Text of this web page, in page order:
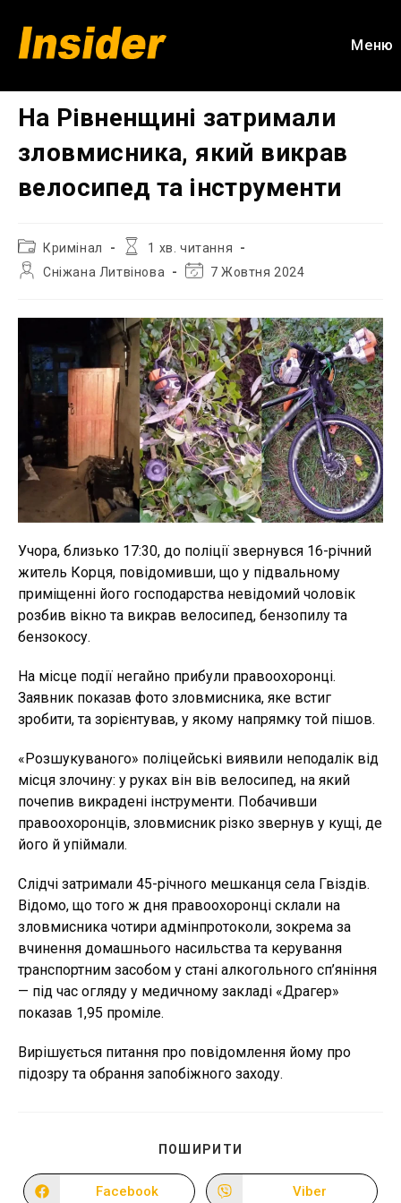
вмісту
Меню
На Рівненщині затримали
зловмисника, який викрав
велосипед та інструменти
Категорія
запису:
Кримінал
Час
1 хв. читання
АвторСніжана Литвінова
Остання7 Жовтня 2024
Учора, близько 17:30, до поліції звернувся 16-річний
житель Корця, повідомивши, що у підвальному
приміщенні його господарства невідомий чоловік
розбив вікно та викрав велосипед, бензопилу та
бензокосу.
На місце події негайно прибули правоохоронці.
Заявник показав фото зловмисника, яке встиг
зробити, та зорієнтував, у якому напрямку той пішов.
«Розшукуваного» поліцейські виявили неподалік від
місця злочину: у руках він вів велосипед, на який
почепив викрадені інструменти. Побачивши
правоохоронців, зловмисник різко звернув у кущі, де
його й упіймали.
Слідчі затримали 45-річного мешканця села Гвіздів.
Відомо, що того ж дня правоохоронці склали на
зловмисника чотири адмінпротоколи, зокрема за
вчинення домашнього насильства та керування
транспортним засобом у стані алкогольного сп’яніння
— під час огляду у медичному закладі «Драгер»
показав 1,95 проміле.
Вирішується питання про повідомлення йому про
підозру та обрання запобіжного заходу.
ПОШИРИТИ
ВМІСТОМ
Відкрити
Facebook
Відкрити
Viber